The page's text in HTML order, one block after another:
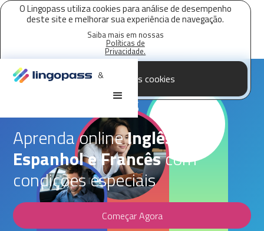
O Lingopass utiliza cookies para análise de desempenho
deste site e melhorar sua experiência de navegação.
Saiba mais em nossas
Políticas de
Privacidade.
Aceitar todos os cookies
&
Parceria Lingopass,
TEM + VANTAGENS
Aprenda onlineInglês,
Espanhol e Francêscom
condições especiais
Começar Agora